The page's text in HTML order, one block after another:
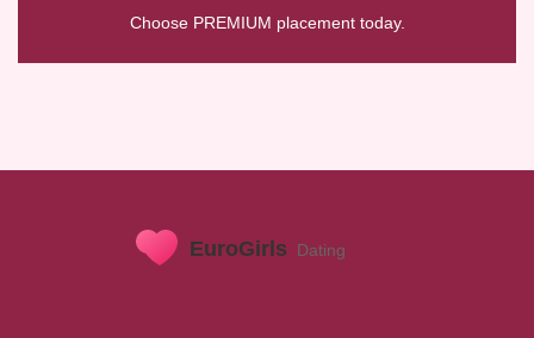
Choose PREMIUM placement today.